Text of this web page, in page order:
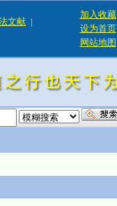
文献 |
加入收藏
设为首页
网站地图